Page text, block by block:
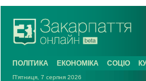
ПОЛІТИКА ЕКОНОМІКА СОЦІО
П'ятниця, 7 серпня 2026